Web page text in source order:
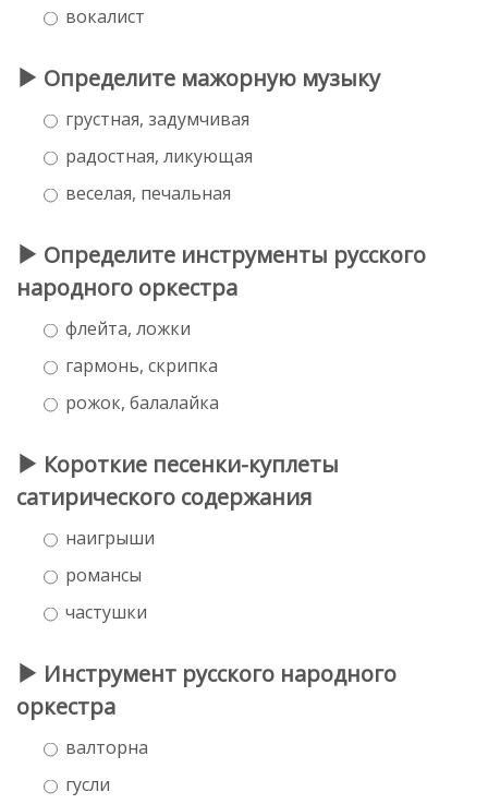
вокалист
Определите мажорную музыку
грустная, задумчивая
радостная, ликующая
веселая, печальная
Определите инструменты русского
народного оркестра
флейта, ложки
гармонь, скрипка
рожок, балалайка
Короткие песенки-куплеты
сатирического содержания
наигрыши
романсы
частушки
Инструмент русского народного
оркестра
валторна
гусли